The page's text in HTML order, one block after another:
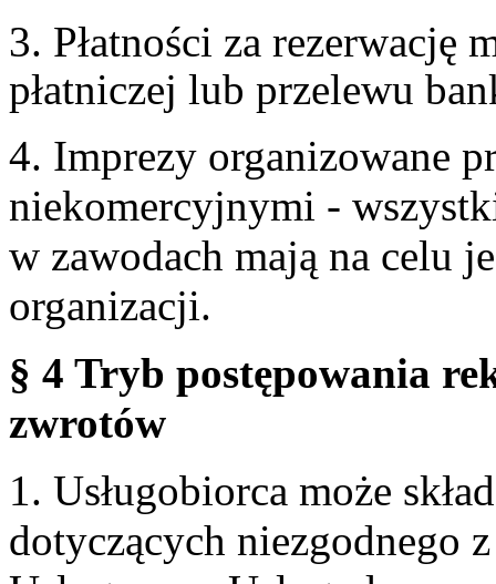
3. Płatności za rezerwację
płatniczej lub przelewu
4. Imprezy organizowane
niekomercyjnymi -
w zawodach mają na celu
organizacji.
§ 4 Tryb postępowania
zwrotów
1. Usługobiorca może
dotyczących niezgodnego